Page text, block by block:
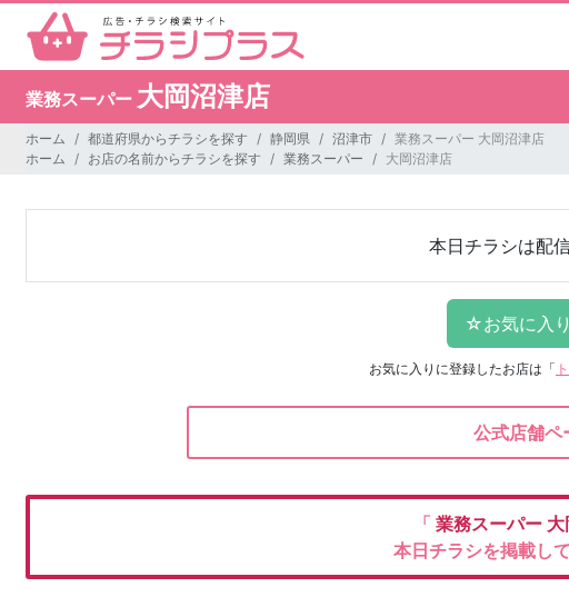
業務スーパー 大岡沼津店
ホーム 都道府県からチラシを探す 静岡県 沼津市
業務スーパー 大岡沼津店
ホーム
お店の名前からチラシを探す 業務スーパー 大岡沼津店
本日チラシは配
お気に入りに登録したお店は 「
公式店舗ペ
「 業務スーパー
本日チラシを掲載し